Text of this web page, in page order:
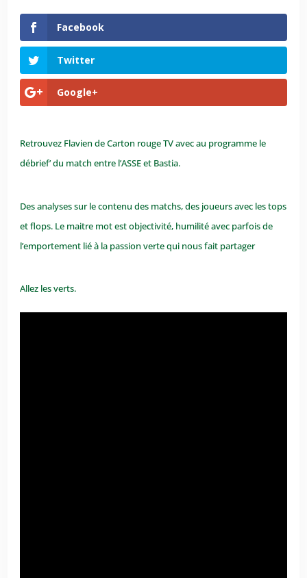
Facebook
Twitter
Google+
Retrouvez Flavien de Carton rouge TV avec au programme le
débrief’ du match entre l’ASSE et Bastia.
Des analyses sur le contenu des matchs, des joueurs avec les tops
et flops. Le maitre mot est objectivité, humilité avec parfois de
l’emportement lié à la passion verte qui nous fait partager
Allez les verts.